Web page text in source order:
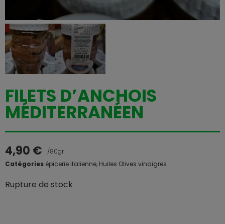
FILETS D’ANCHOIS
MÉDITERRANÉEN
4,90 €
/80gr
Catégories épicerie italienne, Huiles Olives vinaigres
Rupture de stock